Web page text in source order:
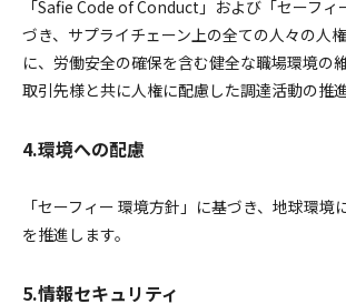
「Safie Code of Conduct」および「セーフィ
づき、サプライチェーン上の全ての人々の人
に、労働安全の確保を含む健全な職場環境の
取引先様と共に人権に配慮した調達活動の推
4.環境への配慮
「セーフィー 環境方針」に基づき、地球環境
を推進します。
5.情報セキュリティ